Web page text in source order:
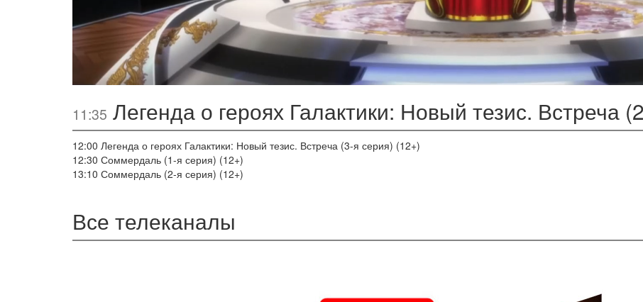
11:35 Легенда о героях Галактики: Новый тезис. Встреча
12:00 Легенда о героях Галактики: Новый тезис. Встреча (3-я серия) (12+)
12:30 Соммердаль (1-я серия) (12+)
13:10 Соммердаль (2-я серия) (12+)
Все телеканалы